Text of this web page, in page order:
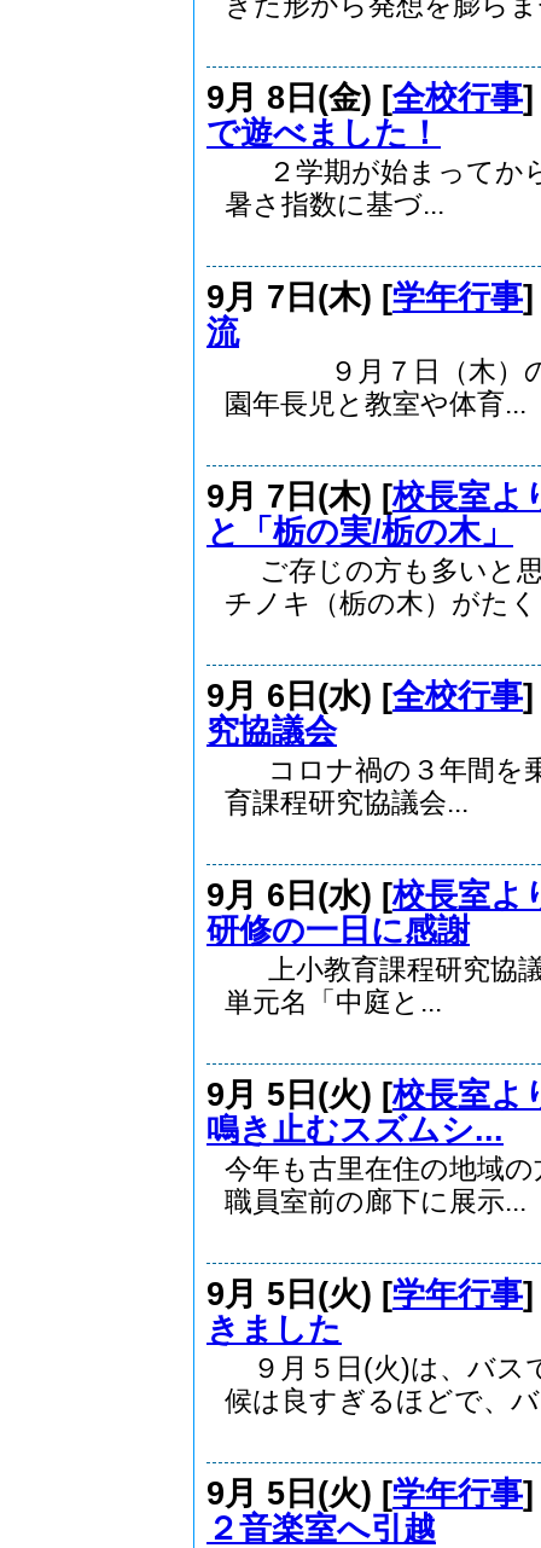
9月 8日(金) [全校行事
で遊べました！
２学期が始まってか
暑さ指数に基づ...
9月 7日(木) [学年行事
流
９月７日（木）の２
園年長児と教室や体育...
9月 7日(木) [校長室よ
と「栃の実/栃の木」
ご存じの方も多いと
チノキ（栃の木）がた
9月 6日(水) [全校行事
究協議会
コロナ禍の３年間を
育課程研究協議会...
9月 6日(水) [校長室よ
研修の一日に感謝
上小教育課程研究協
単元名「中庭と...
9月 5日(火) [校長室よ
鳴き止むスズムシ...
今年も古里在住の地域
職員室前の廊下に展示...
9月 5日(火) [学年行事
きました
９月５日(火)は、バス
候は良すぎるほどで、
9月 5日(火) [学年行事
２音楽室へ引越